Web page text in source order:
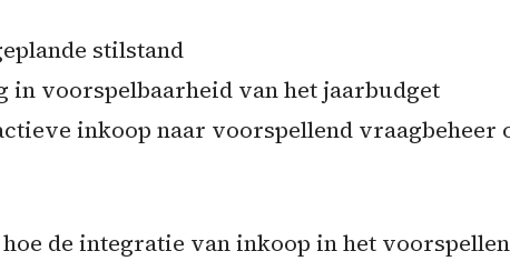
stilstand
in voorspelbaarheid van het jaarbudget
inkoop naar voorspellend vraagbeheer
de integratie van inkoop in het